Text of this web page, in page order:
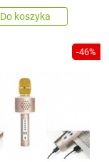
Do koszyka
-46%